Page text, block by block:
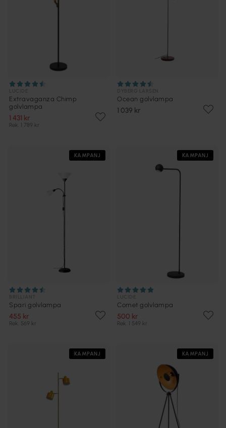
Extravaganza Chimp
golvlampa
1 431 kr
Rek. 1 789 kr
Ocean golvlampa
1 039 kr
KAMPANJ
Spari golvlampa
455 kr
Rek. 569 kr
KAMPANJ
Comet golvlampa
500 kr
Rek. 1 549 kr
KAMPANJ KAMPANJ